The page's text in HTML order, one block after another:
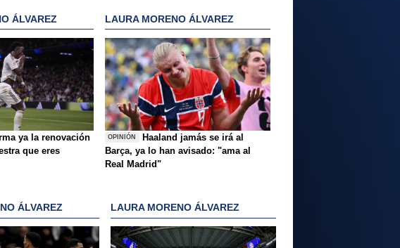
ÁLVAREZ
ya la renovación
que eres
LAURA MORENO ÁLVAREZ
OPINIÓN
Haaland jamás se irá al
Barça, ya lo han avisado: "ama al
Real Madrid"
ÁLVAREZ LAURA MORENO ÁLVAREZ